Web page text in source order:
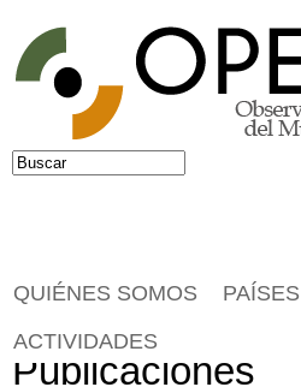
Jump to navigation
Formulario de búsqueda
Buscar
Publicaciones
QUIÉNES SOMOS PAÍSES
ACTIVIDADES